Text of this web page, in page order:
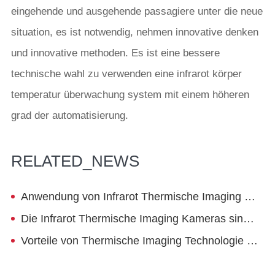
eingehende und ausgehende passagiere unter die neue
situation, es ist notwendig, nehmen innovative denken
und innovative methoden. Es ist eine bessere
technische wahl zu verwenden eine infrarot körper
temperatur überwachung system mit einem höheren
grad der automatisierung.
RELATED_NEWS
Anwendung von Infrarot Thermische Imaging Kamera in Milchwirtschaft
Die Infrarot Thermische Imaging Kameras sind Weit Verbreitet in Nationalen Sicherheit Prävention Projekte
Vorteile von Thermische Imaging Technologie in Feuer Schutz von Holz Kulturellen Relikte